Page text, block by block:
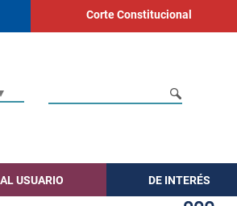
Corte Constitucional
USUARIO DE INTERÉS